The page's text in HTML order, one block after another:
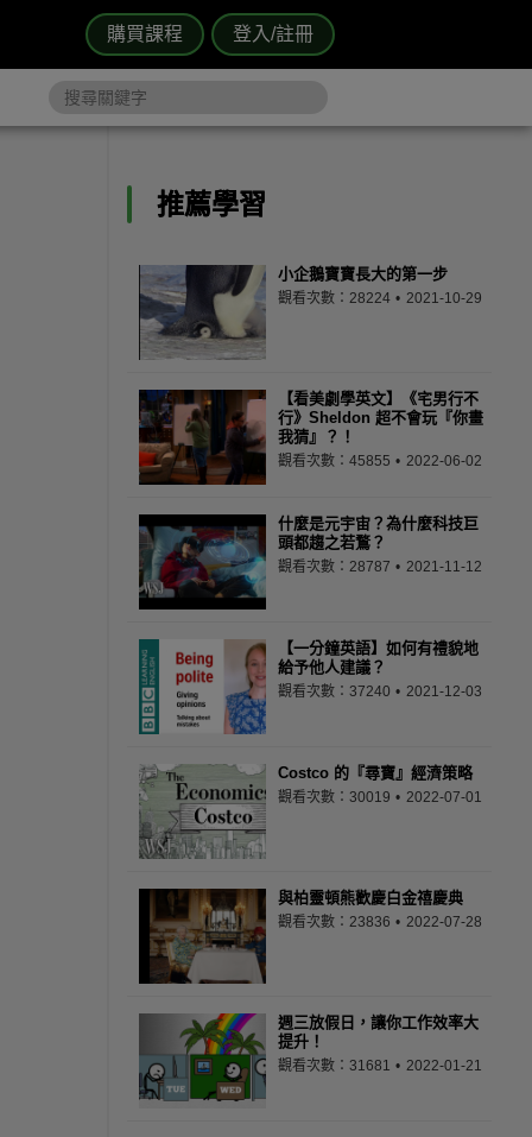
購買課程 登入/註冊
推薦學習
小企鵝寶寶長大的第一步
觀看次數：28224 2021-10-29
【看美劇學英文】《宅男行不
行》Sheldon 超不會玩『你畫
我猜』？！
觀看次數：45855 2022-06-02
什麼是元宇宙？為什麼科技巨
頭都趨之若鶩？
觀看次數：28787 2021-11-12
【一分鐘英語】如何有禮貌地
給予他人建議？
觀看次數：37240 2021-12-03
Costco 的『尋寶』經濟策略
觀看次數：30019 2022-07-01
與柏靈頓熊歡慶白金禧慶典
觀看次數：23836 2022-07-28
週三放假日，讓你工作效率大
提升！
觀看次數：31681 2022-01-21